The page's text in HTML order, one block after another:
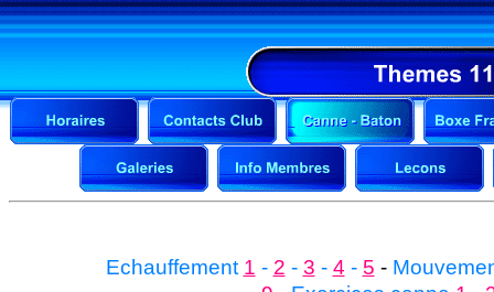
Echauffement 1 - 2 - 3 - 4 - 5 -